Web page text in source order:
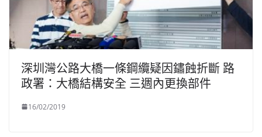
深圳灣公路大橋一條鋼纜疑因鏽蝕折斷 路
政署：大橋結構安全 三週內更換部件
16/02/2019